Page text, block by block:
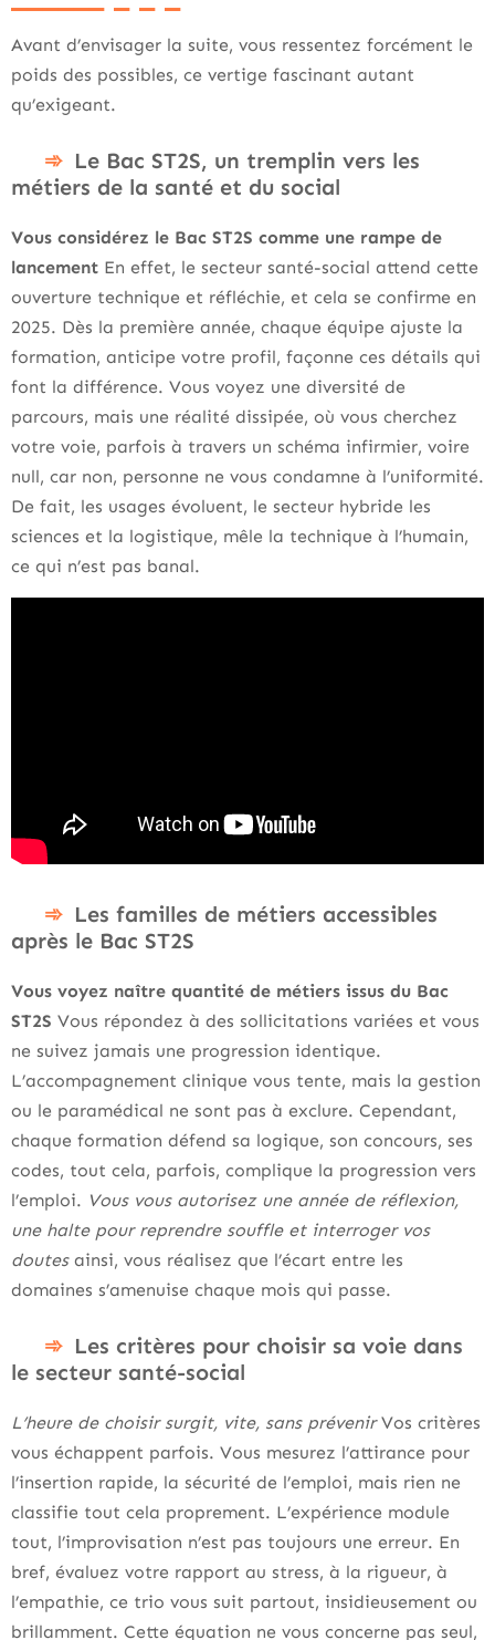
Avant d’envisager la suite, vous ressentez forcément le
poids des possibles, ce vertige fascinant autant
qu’exigeant.
Le Bac ST2S, un tremplin vers les
métiers de la santé et du social
Vous considérez le Bac ST2S comme une rampe de
lancement En effet, le secteur santé-social attend cette
ouverture technique et réfléchie, et cela se confirme en
2025. Dès la première année, chaque équipe ajuste la
formation, anticipe votre profil, façonne ces détails qui
font la différence. Vous voyez une diversité de
parcours, mais une réalité dissipée, où vous cherchez
votre voie, parfois à travers un schéma infirmier, voire
null, car non, personne ne vous condamne à l’uniformité.
De fait, les usages évoluent, le secteur hybride les
sciences et la logistique, mêle la technique à l’humain,
ce qui n’est pas banal.
Les familles de métiers accessibles
après le Bac ST2S
Vous voyez naître quantité de métiers issus du Bac
ST2S Vous répondez à des sollicitations variées et vous
ne suivez jamais une progression identique.
L’accompagnement clinique vous tente, mais la gestion
ou le paramédical ne sont pas à exclure. Cependant,
chaque formation défend sa logique, son concours, ses
codes, tout cela, parfois, complique la progression vers
l’emploi. Vous vous autorisez une année de réflexion,
une halte pour reprendre souffle et interroger vos
doutesainsi, vous réalisez que l’écart entre les
domaines s’amenuise chaque mois qui passe.
Les critères pour choisir sa voie dans
le secteur santé-social
L’heure de choisir surgit, vite, sans prévenirVos critères
vous échappent parfois. Vous mesurez l’attirance pour
l’insertion rapide, la sécurité de l’emploi, mais rien ne
classifie tout cela proprement. L’expérience module
tout, l’improvisation n’est pas toujours une erreur. En
bref, évaluez votre rapport au stress, à la rigueur, à
l’empathie, ce trio vous suit partout, insidieusement ou
brillamment. Cette équation ne vous concerne pas seul,